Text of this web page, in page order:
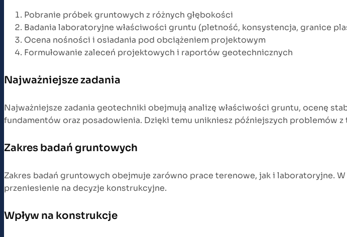
Pobranie próbek gruntowych z różnych głębokości
Badania laboratoryjne właściwości gruntu (pletność, konsystencja, granice
Ocena nośności i osiadania pod obciążeniem projektowym
Formułowanie zaleceń projektowych i raportów geotechnicznych
Najważniejsze zadania
Najważniejsze zadania geotechniki obejmują analizę właściwości gruntu, ocenę
fundamentów oraz posadowienia. Dzięki temu unikniesz późniejszych problemów
Zakres badań gruntowych
Zakres badań gruntowych obejmuje zarówno prace terenowe, jak i laboratoryjne.
przeniesienie na decyzje konstrukcyjne.
Wpływ na konstrukcje